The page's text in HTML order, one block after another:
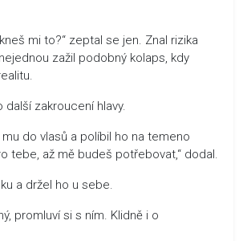
mi to?“ zeptal se jen. Znal rizika
zažil podobný kolaps, kdy
další zakroucení hlavy.
mu do vlasů a políbil ho na temeno
tebe, až mě budeš potřebovat,“ dodal.
a držel ho u sebe.
promluví si s ním. Klidně i o